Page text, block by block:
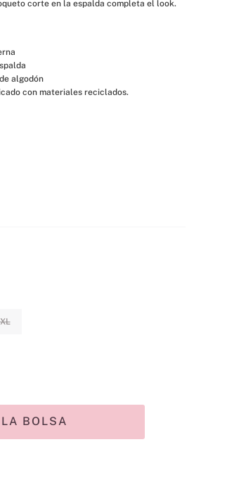
corte en la espalda completa el look.
algodón
con materiales reciclados.
XL
BOLSA